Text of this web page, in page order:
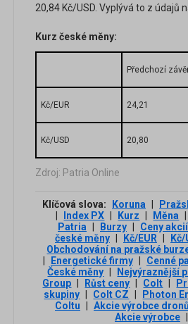
20,84 Kč/USD. Vyplývá to z údajů
Kurz české měny:
Předchozí
Kč/EUR 24,21
Kč/USD 20,80
Zdroj: Patria Online
Klíčová slova: Koruna
Index PX Kurz Měna
Patria
Burzy Ceny akcií
české měny
Kč/EUR Kč/
Obchodování na pražské
Energetické firmy Cenné
České měny
Nejvýraznější
Group
Růst ceny Colt
skupiny
Colt CZ Photon
Coltu
Akcie výrobce dronů
Akcie výrobce